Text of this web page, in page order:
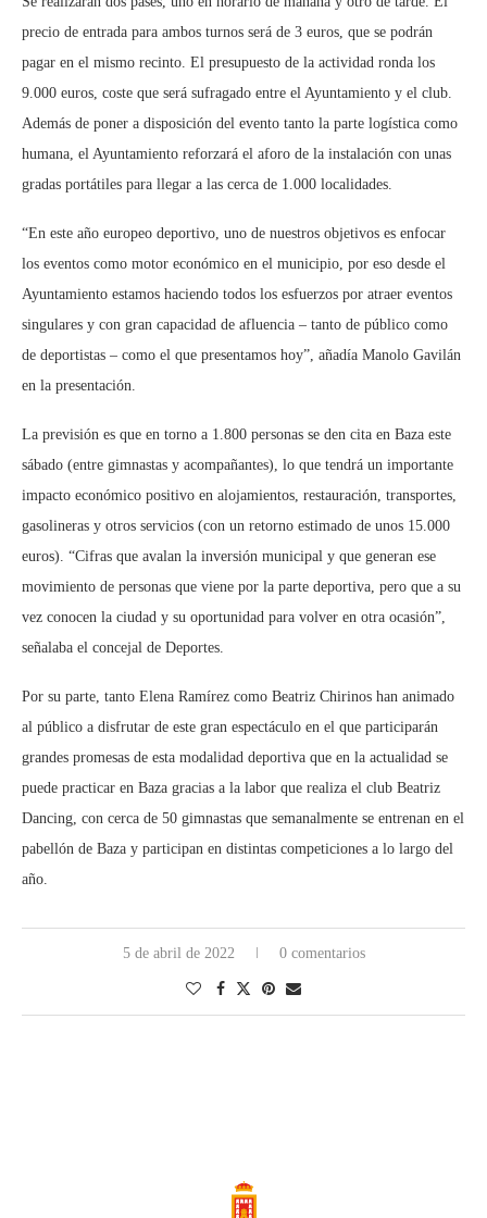
precio de entrada para ambos turnos será de 3 euros, que se podrán
pagar en el mismo recinto. El presupuesto de la actividad ronda los
9.000 euros, coste que será sufragado entre el Ayuntamiento y el club.
Además de poner a disposición del evento tanto la parte logística como
humana, el Ayuntamiento reforzará el aforo de la instalación con unas
gradas portátiles para llegar a las cerca de 1.000 localidades.
“En este año europeo deportivo, uno de nuestros objetivos es enfocar
los eventos como motor económico en el municipio, por eso desde el
Ayuntamiento estamos haciendo todos los esfuerzos por atraer eventos
singulares y con gran capacidad de afluencia – tanto de público como
de deportistas – como el que presentamos hoy”, añadía Manolo Gavilán
en la presentación.
La previsión es que en torno a 1.800 personas se den cita en Baza este
sábado (entre gimnastas y acompañantes), lo que tendrá un importante
impacto económico positivo en alojamientos, restauración, transportes,
gasolineras y otros servicios (con un retorno estimado de unos 15.000
euros). “Cifras que avalan la inversión municipal y que generan ese
movimiento de personas que viene por la parte deportiva, pero que a su
vez conocen la ciudad y su oportunidad para volver en otra ocasión”,
señalaba el concejal de Deportes.
Por su parte, tanto Elena Ramírez como Beatriz Chirinos han animado
al público a disfrutar de este gran espectáculo en el que participarán
grandes promesas de esta modalidad deportiva que en la actualidad se
puede practicar en Baza gracias a la labor que realiza el club Beatriz
Dancing, con cerca de 50 gimnastas que semanalmente se entrenan en el
pabellón de Baza y participan en distintas competiciones a lo largo del
año.
5 de abril de 2022 0 comentarios